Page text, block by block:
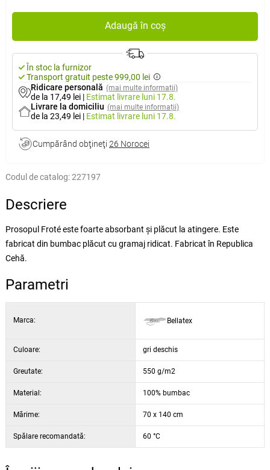
Adaugă în coș
În stoc la furnizor
Transport gratuit peste 999,00 lei
Ridicare personală (mai multe informații)
de la 17,49 lei | Estimat livrare luni 17.8.
Livrare la domiciliu (mai multe informații)
de la 23,49 lei | Estimat livrare luni 17.8.
Cumpărând obţineţi 26 Norocei
Codul de catalog:227197
Descriere
Prosopul Froté este foarte absorbant și plăcut la atingere. Este
fabricat din bumbac plăcut cu gramaj ridicat. Fabricat în Republica
Cehă.
Parametri
Marca: Bellatex
Culoare: gri deschis
Greutate: 550 g/m2
Material: 100% bumbac
Mărime: 70 x 140 cm
Spălare recomandată: 60 °C